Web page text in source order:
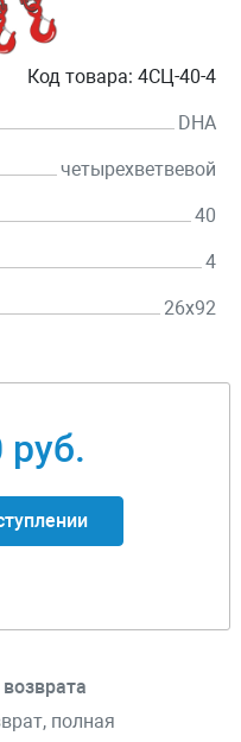
Код товара: 4СЦ-40-4
DHA
четырехветвевой
40
4
26х92
руб.
полная